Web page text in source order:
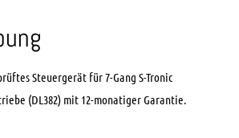
Steuergerät für 7-Gang S-Tronic
(DL382) mit 12-monatiger Garantie.